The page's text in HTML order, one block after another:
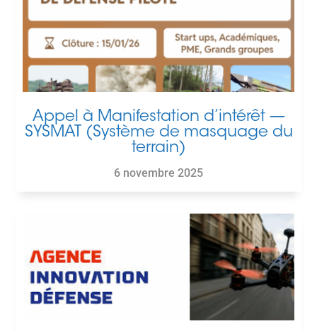
Appel à Manifestation d’intérêt —
SYSMAT (Système de masquage du
terrain)
6 novembre 2025